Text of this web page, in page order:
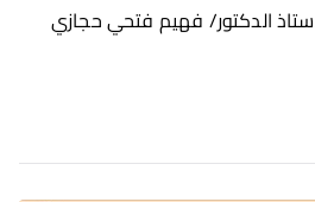
الدكتور/ فهيم فتحي حجازي